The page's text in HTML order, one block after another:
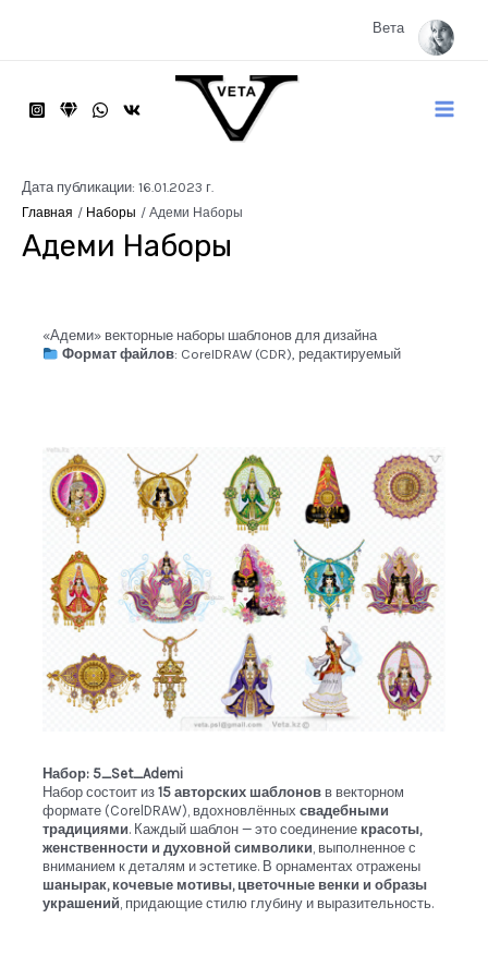
Вета
Main
Дата публикации: 16.01.2023 г.
Главная Наборы Адеми Наборы
Адеми Наборы
«Адеми» векторные наборы шаблонов для дизайна
Формат файлов: CorelDRAW (CDR), редактируемый
Набор: 5_Set_Ademi
Набор состоит из15 авторских шаблонов в векторном
формате (CorelDRAW), вдохновлённыхсвадебными
традициями. Каждый шаблон — это соединение красоты,
женственности и духовной символики , выполненное с
вниманием к деталям и эстетике. В орнаментах отражены
шанырак, кочевые мотивы, цветочные венки и образы
украшений , придающие стилю глубину и выразительность.